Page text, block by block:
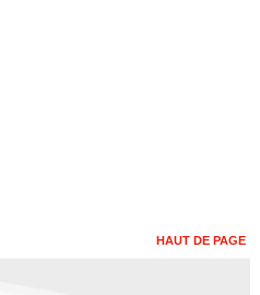
HAUT DE PAGE